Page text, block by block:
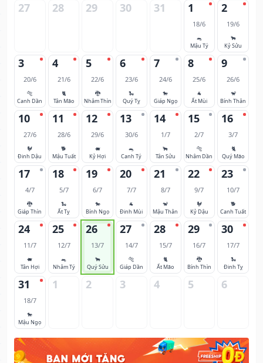
27 28 29 30 31 1
18/6
🐀
Mậu Tý
2
19/6
🐂
Kỷ Sửu
3
20/6
🐅
Canh Dần
4
21/6
🐈
Tân Mão
5
22/6
🐉
Nhâm Thìn
6
23/6
🐍
Quý Tỵ
7
24/6
🐎
Giáp Ngọ
8
25/6
🐐
Ất Mùi
9
26/6
🐒
Bính Thân
10
27/6
🐓
Đinh Dậu
11
28/6
🐕
Mậu Tuất
12
29/6
🐖
Kỷ Hợi
13
30/6
🐀
Canh Tý
14
1/7
🐂
Tân Sửu
15
2/7
🐅
Nhâm Dần
16
3/7
🐈
Quý Mão
17
4/7
🐉
Giáp Thìn
18
5/7
🐍
Ất Tỵ
19
6/7
🐎
Bính Ngọ
20
7/7
🐐
Đinh Mùi
21
8/7
🐒
Mậu Thân
22
9/7
🐓
Kỷ Dậu
23
10/7
🐕
Canh Tuất
24
11/7
🐖
Tân Hợi
25
12/7
🐀
Nhâm Tý
26
13/7
🐂
Quý Sửu
27
14/7
🐅
Giáp Dần
28
15/7
🐈
Ất Mão
29
16/7
🐉
Bính Thìn
30
17/7
🐍
Đinh Tỵ
31
18/7
🐎
Mậu Ngọ
1 2 3 4 5 6